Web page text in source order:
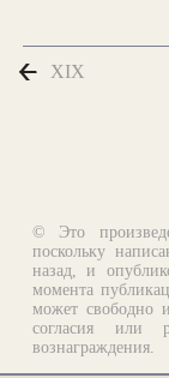
XIX
© Это
поскольку
назад, и
момента
может свободно
согласия или
вознаграждения.